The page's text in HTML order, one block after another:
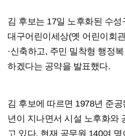
김 후보는 17일 노후화된 수
대구어린이세상(옛 어린이회
·신축하고, 주민 밀착형 행정
하겠다는 공약을 발표했다.
김 후보에 따르면 1978년 준
년이 지나면서 시설 노후화와
고 있다. 현재 공무원 140여